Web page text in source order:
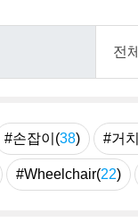
#손잡이(38) #거
#Wheelchair(22)